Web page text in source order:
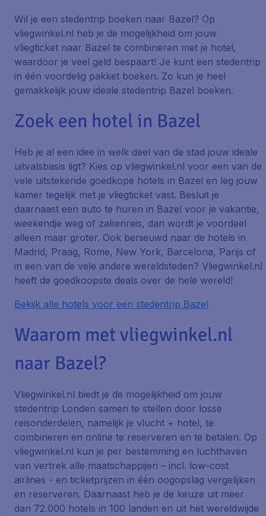
Wil je een stedentrip boeken naar Bazel? Op
vliegwinkel.nl heb je de mogelijkheid om jouw
vliegticket naar Bazel te combineren met je hotel,
waardoor je veel geld bespaart! Je kunt een stedentrip
in één voordelig pakket boeken. Zo kun je heel
gemakkelijk jouw ideale stedentrip Bazel boeken.
Zoek een hotel in Bazel
Heb je al een idee in welk deel van de stad jouw ideale
uitvalsbasis ligt? Kies op vliegwinkel.nl voor een van de
vele uitstekende goedkope hotels in Bazel en leg jouw
kamer tegelijk met je vliegticket vast. Besluit je
daarnaast een auto te huren in Bazel voor je vakantie,
weekendje weg of zakenreis, dan wordt je voordeel
alleen maar groter. Ook benieuwd naar de hotels in
Madrid, Praag, Rome, New York, Barcelona, Parijs of
in een van de vele andere wereldsteden? Vliegwinkel.nl
heeft de goedkoopste deals over de hele wereld!
Bekijk alle hotels voor een stedentrip Bazel
Waarom met vliegwinkel.nl
naar Bazel?
Vliegwinkel.nl biedt je de mogelijkheid om jouw
stedentrip Londen samen te stellen door losse
reisonderdelen, namelijk je vlucht + hotel, te
combineren en online te reserveren en te betalen. Op
vliegwinkel.nl kun je per bestemming en luchthaven
van vertrek alle maatschappijen – incl. low-cost
airlines - en ticketprijzen in één oogopslag vergelijken
en reserveren. Daarnaast heb je de keuze uit meer
dan 72.000 hotels in 100 landen en uit het wereldwijde